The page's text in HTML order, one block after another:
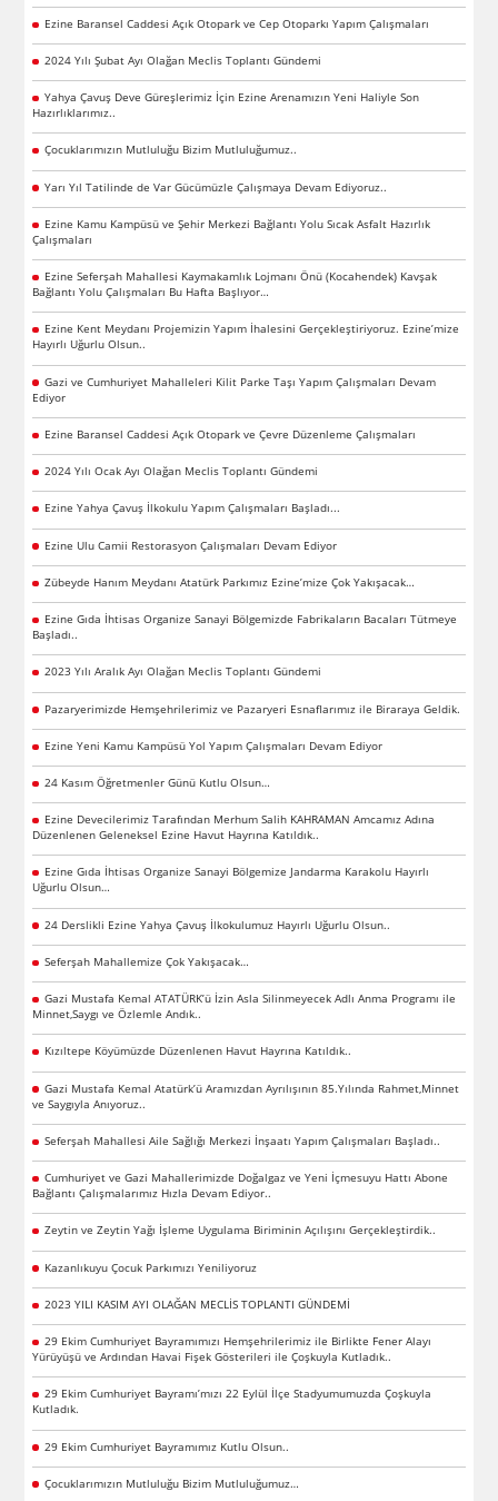
Ezine Baransel Caddesi Açık Otopark ve Cep Otoparkı Yapım Çalışmaları
2024 Yılı Şubat Ayı Olağan Meclis Toplantı Gündemi
Yahya Çavuş Deve Güreşlerimiz İçin Ezine Arenamızın Yeni Haliyle Son
Hazırlıklarımız..
Çocuklarımızın Mutluluğu Bizim Mutluluğumuz..
Yarı Yıl Tatilinde de Var Gücümüzle Çalışmaya Devam Ediyoruz..
Ezine Kamu Kampüsü ve Şehir Merkezi Bağlantı Yolu Sıcak Asfalt Hazırlık
Çalışmaları
Ezine Seferşah Mahallesi Kaymakamlık Lojmanı Önü (Kocahendek) Kavşak
Bağlantı Yolu Çalışmaları Bu Hafta Başlıyor…
Ezine Kent Meydanı Projemizin Yapım İhalesini Gerçekleştiriyoruz. Ezine’mize
Hayırlı Uğurlu Olsun..
Gazi ve Cumhuriyet Mahalleleri Kilit Parke Taşı Yapım Çalışmaları Devam
Ediyor
Ezine Baransel Caddesi Açık Otopark ve Çevre Düzenleme Çalışmaları
2024 Yılı Ocak Ayı Olağan Meclis Toplantı Gündemi
Ezine Yahya Çavuş İlkokulu Yapım Çalışmaları Başladı...
Ezine Ulu Camii Restorasyon Çalışmaları Devam Ediyor
Zübeyde Hanım Meydanı Atatürk Parkımız Ezine’mize Çok Yakışacak…
Ezine Gıda İhtisas Organize Sanayi Bölgemizde Fabrikaların Bacaları Tütmeye
Başladı..
2023 Yılı Aralık Ayı Olağan Meclis Toplantı Gündemi
Pazaryerimizde Hemşehrilerimiz ve Pazaryeri Esnaflarımız ile Biraraya Geldik.
Ezine Yeni Kamu Kampüsü Yol Yapım Çalışmaları Devam Ediyor
24 Kasım Öğretmenler Günü Kutlu Olsun…
Ezine Devecilerimiz Tarafından Merhum Salih KAHRAMAN Amcamız Adına
Düzenlenen Geleneksel Ezine Havut Hayrına Katıldık..
Ezine Gıda İhtisas Organize Sanayi Bölgemize Jandarma Karakolu Hayırlı
Uğurlu Olsun…
24 Derslikli Ezine Yahya Çavuş İlkokulumuz Hayırlı Uğurlu Olsun..
Seferşah Mahallemize Çok Yakışacak…
Gazi Mustafa Kemal ATATÜRK’ü İzin Asla Silinmeyecek Adlı Anma Programı ile
Minnet,Saygı ve Özlemle Andık..
Kızıltepe Köyümüzde Düzenlenen Havut Hayrına Katıldık..
Gazi Mustafa Kemal Atatürk’ü Aramızdan Ayrılışının 85.Yılında Rahmet,Minnet
ve Saygıyla Anıyoruz..
Seferşah Mahallesi Aile Sağlığı Merkezi İnşaatı Yapım Çalışmaları Başladı..
Cumhuriyet ve Gazi Mahallerimizde Doğalgaz ve Yeni İçmesuyu Hattı Abone
Bağlantı Çalışmalarımız Hızla Devam Ediyor..
Zeytin ve Zeytin Yağı İşleme Uygulama Biriminin Açılışını Gerçekleştirdik..
Kazanlıkuyu Çocuk Parkımızı Yeniliyoruz
2023 YILI KASIM AYI OLAĞAN MECLİS TOPLANTI GÜNDEMİ
29 Ekim Cumhuriyet Bayramımızı Hemşehrilerimiz ile Birlikte Fener Alayı
Yürüyüşü ve Ardından Havai Fişek Gösterileri ile Çoşkuyla Kutladık..
29 Ekim Cumhuriyet Bayramı’mızı 22 Eylül İlçe Stadyumumuzda Çoşkuyla
Kutladık.
29 Ekim Cumhuriyet Bayramımız Kutlu Olsun..
Çocuklarımızın Mutluluğu Bizim Mutluluğumuz…